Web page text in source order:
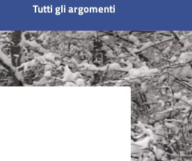
Tutti gli argomenti